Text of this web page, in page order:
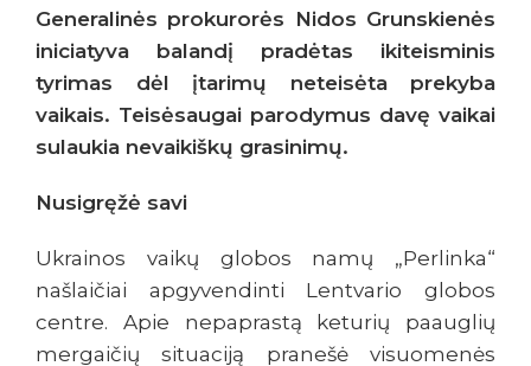
Generalinės prokurorės Nidos Grunskienės
iniciatyva balandį pradėtas ikiteisminis
tyrimas dėl įtarimų neteisėta prekyba
vaikais. Teisėsaugai parodymus davę vaikai
sulaukia nevaikiškų grasinimų.
Nusigręžė savi
Ukrainos vaikų globos namų „Perlinka“
našlaičiai apgyvendinti Lentvario globos
centre. Apie nepaprastą keturių paauglių
mergaičių situaciją pranešė visuomenės